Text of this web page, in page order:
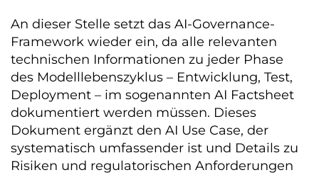
An dieser Stelle setzt das AI-Governance-
Framework wieder ein, da alle relevanten
technischen Informationen zu jeder Phase
des Modelllebenszyklus – Entwicklung, Test,
Deployment – im sogenannten AI Factsheet
dokumentiert werden müssen. Dieses
Dokument ergänzt den AI Use Case, der
systematisch umfassender ist und Details zu
Risiken und regulatorischen Anforderungen